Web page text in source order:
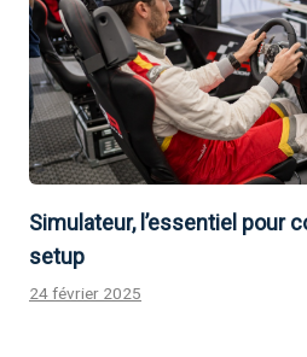
Simulateur, l’essentiel pour
setup
24 février 2025